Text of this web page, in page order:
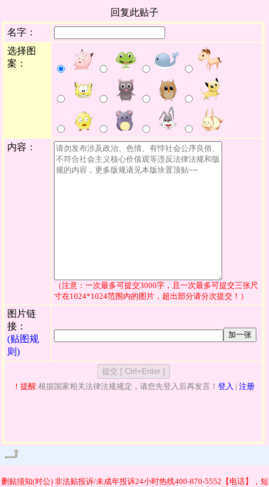
回复此贴子
名字：
选择图
案：
内容：
（注意：一次最多可提交3000字，且一次最多可提交三张尺
寸在1024*1024范围内的图片，超出部分请分次提交！）
图片链
接：
(贴图规
则)
加一张
！提醒:根据国家相关法律法规规定，请您先登入后再发言！ 登入 | 注册
删贴须知(对公)非法贴投诉/未成年投诉24小时热线400-870-5552【电话】，短